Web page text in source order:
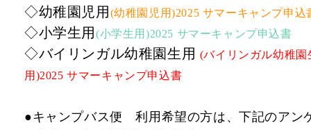
◇幼稚園児用 (幼稚園児用)2025 サマーキャンプ申込
◇小学生用 (小学生用)2025 サマーキャンプ申込書
◇バイリンガル幼稚園生用 (バイリンガル幼稚園
用)2025 サマーキャンプ申込書
●キャンプバス便 利用希望の方は、下記のアン